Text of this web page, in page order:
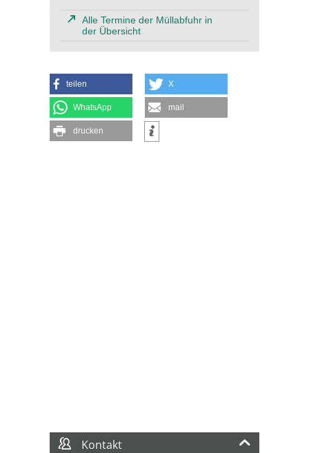
Alle Termine der Müllabfuhr in
der Übersicht
teilen X
WhatsApp mail
drucken
Kontakt